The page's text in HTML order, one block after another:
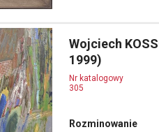
Wojciech
1999)
Nr katalogowy
305
Rozminowanie